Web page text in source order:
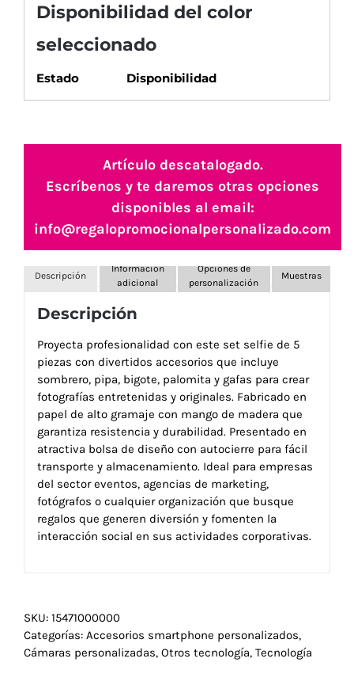
Disponibilidad del color
seleccionado
Estado Disponibilidad
Artículo descatalogado.
Escríbenos y te daremos otras opciones
disponibles al email:
info@regalopromocionalpersonalizado.com
Descripción
Información
adicional
Opciones de
personalización
Muestras
Descripción
Proyecta profesionalidad con este set selfie de 5
piezas con divertidos accesorios que incluye
sombrero, pipa, bigote, palomita y gafas para crear
fotografías entretenidas y originales. Fabricado en
papel de alto gramaje con mango de madera que
garantiza resistencia y durabilidad. Presentado en
atractiva bolsa de diseño con autocierre para fácil
transporte y almacenamiento. Ideal para empresas
del sector eventos, agencias de marketing,
fotógrafos o cualquier organización que busque
regalos que generen diversión y fomenten la
interacción social en sus actividades corporativas.
SKU: 15471000000
Categorías: Accesorios smartphone personalizados,
Cámaras personalizadas, Otros tecnología, Tecnología